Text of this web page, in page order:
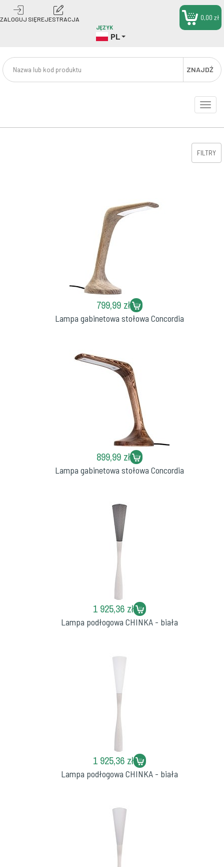
ZALOGUJ SIĘREJESTRACJA
JĘZYK
PL
ZNAJDŹ
0,00 zł
Toggle
FILTRY
799,99 zł
Lampa gabinetowa stołowa Concordia
899,99 zł
Lampa gabinetowa stołowa Concordia
1 925,36 zł
Lampa podłogowa CHINKA - biała
1 925,36 zł
Lampa podłogowa CHINKA - biała